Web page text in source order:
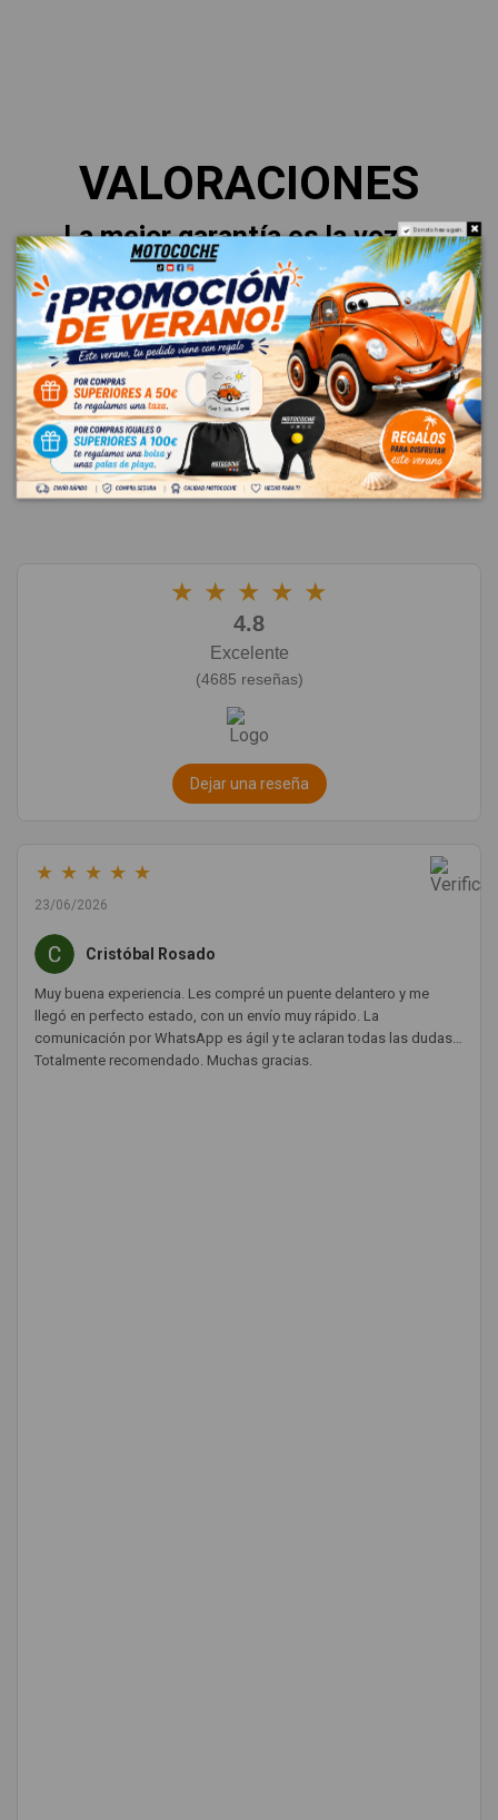
VALORACIONES
La mejor garantía es la voz de
nuestros clientes.
Esto es lo que dicen sobre su
experiencia.
★ ★ ★ ★ ★
4.8
Excelente
(4685 reseñas)
Dejar una reseña
★ ★ ★ ★ ★
23/06/2026
Cristóbal Rosado
Muy buena experiencia. Les compré un puente delantero y me
llegó en perfecto estado, con un envío muy rápido. La
comunicación por WhatsApp es ágil y te aclaran todas las dudas.
Totalmente recomendado. Muchas gracias.
Do not show again.